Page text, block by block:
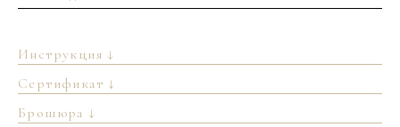
Инструкция ↓
Сертификат ↓
Брошюра ↓